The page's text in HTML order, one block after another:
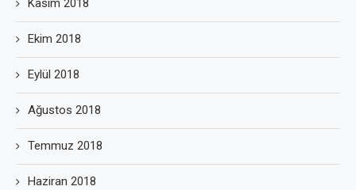
Kasım 2018
Ekim 2018
Eylül 2018
Ağustos 2018
Temmuz 2018
Haziran 2018